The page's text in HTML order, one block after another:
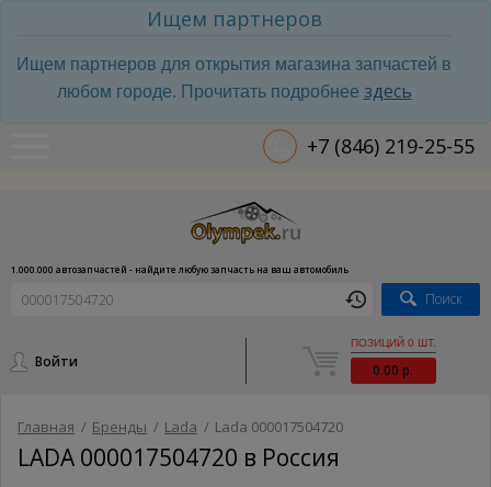
Ищем партнеров
Ищем партнеров для открытия магазина запчастей в
любом городе. Прочитать подробнее здесь
+7 (846) 219-25-55
1.000.000 автозапчастей - найдите любую запчасть на ваш автомобиль
Поиск
Войти
ПОЗИЦИЙ 0 ШТ.
0.00 р.
Главная / Бренды / Lada / Lada 000017504720
LADA 000017504720 в Россия